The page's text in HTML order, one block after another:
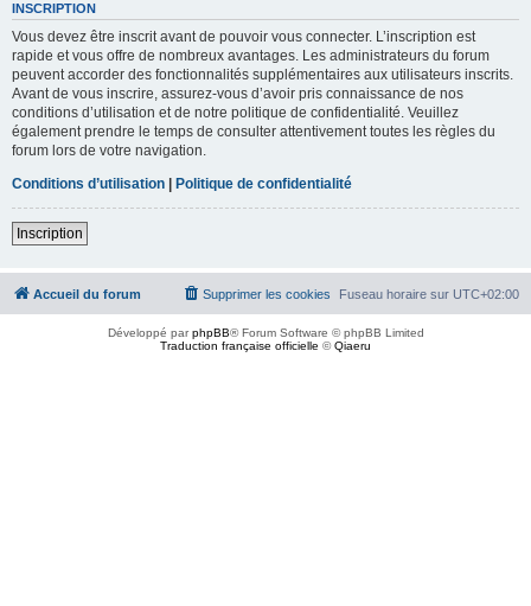
INSCRIPTION
Vous devez être inscrit avant de pouvoir vous connecter. L’inscription est
rapide et vous offre de nombreux avantages. Les administrateurs du forum
peuvent accorder des fonctionnalités supplémentaires aux utilisateurs inscrits.
Avant de vous inscrire, assurez-vous d’avoir pris connaissance de nos
conditions d’utilisation et de notre politique de confidentialité. Veuillez
également prendre le temps de consulter attentivement toutes les règles du
forum lors de votre navigation.
Conditions d’utilisation | Politique de confidentialité
Inscription
Accueil du forum Fuseau horaire sur UTC+02:00
Supprimer les cookies
Développé parphpBB® Forum Software © phpBB Limited
Traduction française officielle ©Qiaeru